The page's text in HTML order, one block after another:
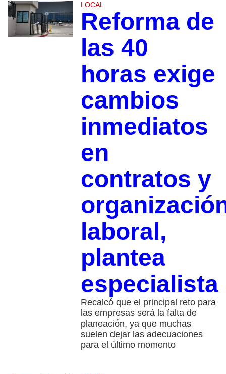
LOCAL
Reforma de
las 40
horas exige
cambios
inmediatos
en
contratos y
laboral,
plantea
especialista
Recalcó que el principal reto para
las empresas será la falta de
planeación, ya que muchas
suelen dejar las adecuaciones
para el último momento